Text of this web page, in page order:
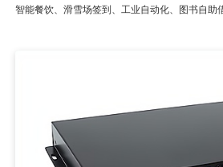
智能餐饮、滑雪场签到、工业自动化、图书自助